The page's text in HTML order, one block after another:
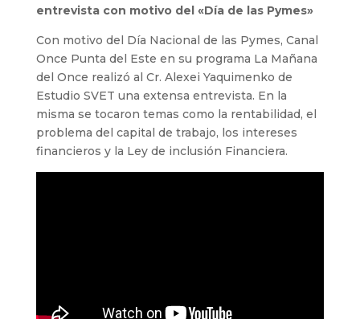
entrevista con motivo del «Día de las Pymes»
Con motivo del Día Nacional de las Pymes, Canal
Once Punta del Este en su programa La Mañana
del Once realizó al Cr. Alexei Yaquimenko de
Estudio SVET una extensa entrevista. En la
misma se tocaron temas como la rentabilidad, el
problema del capital de trabajo, los intereses
financieros y la Ley de inclusión Financiera.